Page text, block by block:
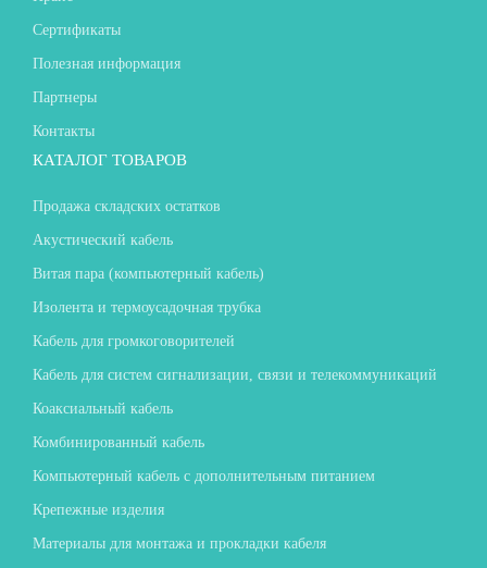
Сертификаты
Полезная информация
Партнеры
Контакты
КАТАЛОГ ТОВАРОВ
Продажа складских остатков
Акустический кабель
Витая пара (компьютерный кабель)
Изолента и термоусадочная трубка
Кабель для громкоговорителей
Кабель для систем сигнализации, связи и телекоммуникаций
Коаксиальный кабель
Комбинированный кабель
Компьютерный кабель с дополнительным питанием
Крепежные изделия
Материалы для монтажа и прокладки кабеля